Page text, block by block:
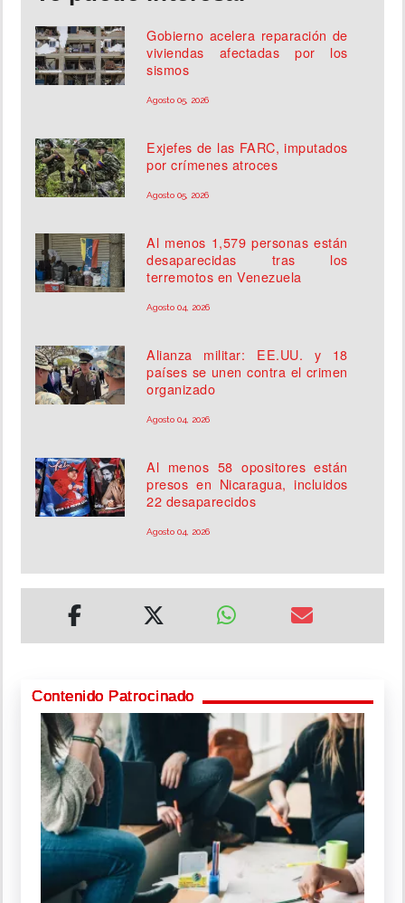
Gobierno acelera reparación de
viviendas afectadas por los
sismos
Agosto 05, 2026
Exjefes de las FARC, imputados
por crímenes atroces
Agosto 05, 2026
Al menos 1,579 personas están
desaparecidas tras los
terremotos en Venezuela
Agosto 04, 2026
Alianza militar: EE.UU. y 18
países se unen contra el crimen
organizado
Agosto 04, 2026
Al menos 58 opositores están
presos en Nicaragua, incluidos
22 desaparecidos
Agosto 04, 2026
Contenido Patrocinado